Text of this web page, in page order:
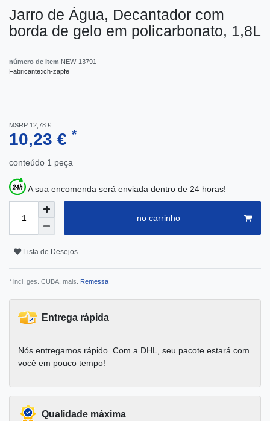
Jarro de Água, Decantador com
borda de gelo em policarbonato, 1,8L
número de item NEW-13791
Fabricante:ich-zapfe
MSRP 12,78 €
10,23 € *
conteúdo 1 peça
A sua encomenda será enviada dentro de 24 horas!
no carrinho
Lista de Desejos
* incl. ges. CUBA. mais. Remessa
Entrega rápida
Nós entregamos rápido. Com a DHL, seu pacote estará com
você em pouco tempo!
Qualidade máxima